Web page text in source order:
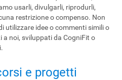
usarli, divulgarli, riprodurli,
restrizione o compenso. Non
utilizzare idee o commenti simili o
noi, sviluppati da CogniFit o
e progetti